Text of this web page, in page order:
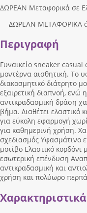
ΔΩΡΕΑΝ Μεταφορικά σε
ΔΩΡΕΑΝ ΜΕΤΑΦΟΡΙΚΑ
Περιγραφή
Γυναικείο sneaker
μοντέρνα αισθητική. Το
διακοσμητικό διάτρητο
εξαιρετική διαπνοή, ενώ
αντικραδασμική δράση
βήμα. Διαθέτει ελαστικό
για εύκολη εφαρμογή
για καθημερινή χρήση.
σχεδιασμός Υφασμάτινο
μοτίβο Ελαστικό
εσωτερική επένδυση
αντικραδασμική και
χρήση και πολύωρο
Χαρακτηριστικά